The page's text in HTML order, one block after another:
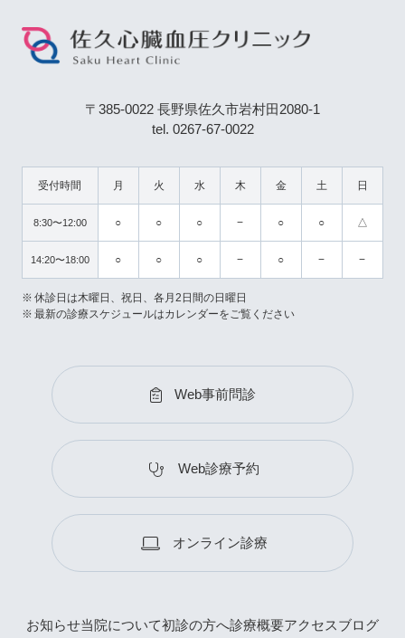
〒385-0022 長野県佐久市岩村田2080-1
tel. 0267-67-0022
受付時間 月 火 水 木 金 土 日
8:30〜12:00 ○ ○ ○ − ○ ○ △
14:20〜18:00 ○ ○ ○ − ○ − −
休診日は木曜日、祝日、各月2日間の日曜日
最新の診療スケジュールはカレンダーをご覧ください
Web事前問診
Web診療予約
オンライン診療
お知らせ当院について初診の方へ診療概要アクセスブログ